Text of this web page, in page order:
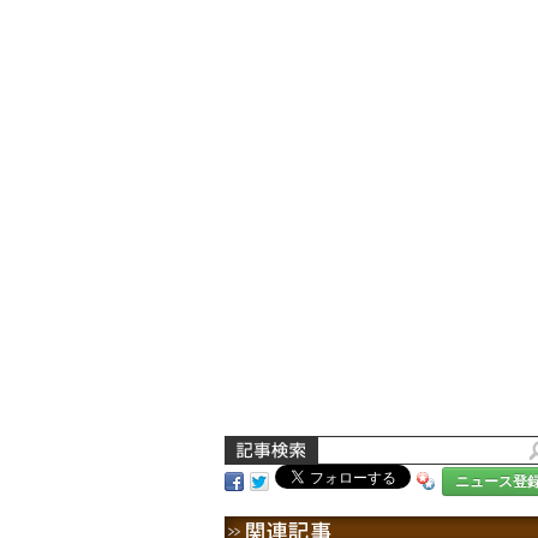
ニュース登